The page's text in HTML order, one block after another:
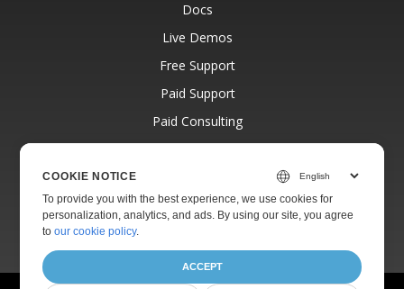
Docs
Live Demos
Free Support
Paid Support
Paid Consulting
Blog
About
COOKIE NOTICE
To provide you with the best experience, we use cookies for
personalization, analytics, and ads. By using our site, you agree
toour cookie policy.
ACCEPT